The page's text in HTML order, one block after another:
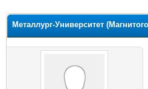
Металлург-Университет